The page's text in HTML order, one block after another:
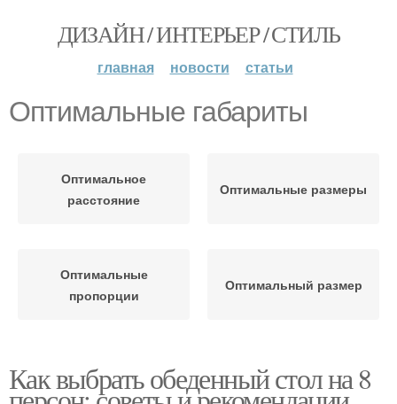
ДИЗАЙН / ИНТЕРЬЕР / СТИЛЬ
главная новости статьи
Оптимальные габариты
Оптимальное
расстояние
Оптимальные размеры
Оптимальные
пропорции
Оптимальный размер
Как выбрать обеденный стол на 8